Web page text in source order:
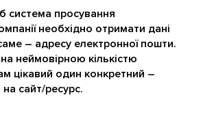
система просування
необхідно отримати дані
– адресу електронної пошти.
неймовірною кількістю
цікавий один конкретний –
сайт/ресурс.